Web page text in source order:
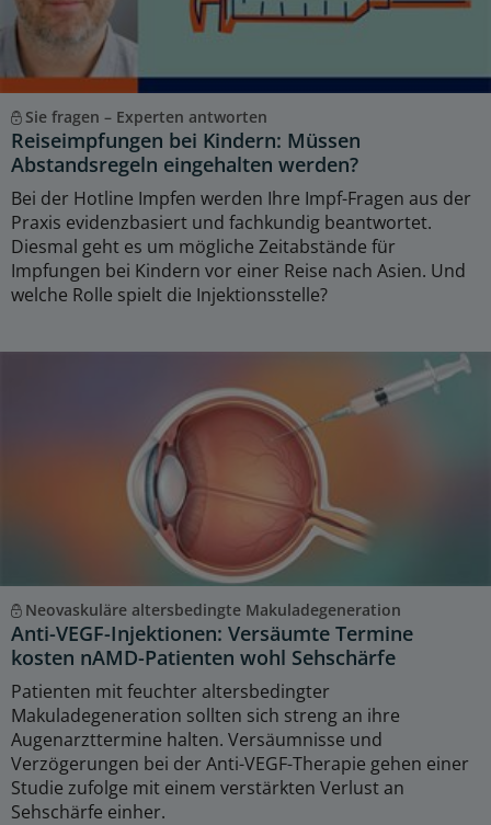
Sie fragen – Experten antworten
Reiseimpfungen bei Kindern: Müssen
Abstandsregeln eingehalten werden?
Bei der Hotline Impfen werden Ihre Impf-Fragen aus der
Praxis evidenzbasiert und fachkundig beantwortet.
Diesmal geht es um mögliche Zeitabstände für
Impfungen bei Kindern vor einer Reise nach Asien. Und
welche Rolle spielt die Injektionsstelle?
Neovaskuläre altersbedingte Makuladegeneration
Anti-VEGF-Injektionen: Versäumte Termine
kosten nAMD-Patienten wohl Sehschärfe
Patienten mit feuchter altersbedingter
Makuladegeneration sollten sich streng an ihre
Augenarzttermine halten. Versäumnisse und
Verzögerungen bei der Anti-VEGF-Therapie gehen einer
Studie zufolge mit einem verstärkten Verlust an
Sehschärfe einher.